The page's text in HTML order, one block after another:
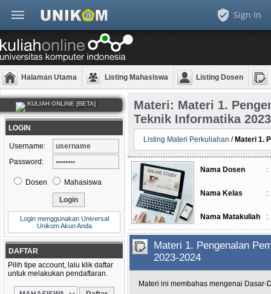
Sign In
Halaman Utama Listing Mahasiswa Listing Dosen
KULIAH ONLINE [BETA]
LOGIN
Username:
Password:
Dosen Mahasiswa
Login menggunakan Universal
Unikom Akun Anda
DAFTAR
Pilih tipe account, lalu klik daftar
untuk melakukan pendaftaran.
Materi: Materi 1.
Teknik Informatika
Listing Materi Perkuliahan / Materi 1.
Nama Dosen :
Nama Kelas :
Nama Matakuliah :
Materi 1. Pengenalan
2023-2024
Materi ini membahas mengenai Dasar-